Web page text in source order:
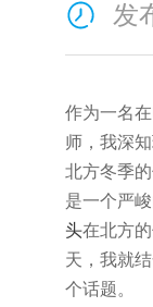
发
作为一名
师，我深
北方冬季
是一个严
头在北方
天，我就
个话题。